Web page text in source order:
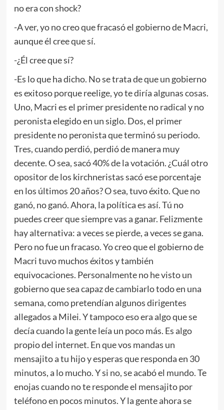
no era con shock?
-A ver, yo no creo que fracasó el gobierno de Macri,
aunque él cree que sí.
-¿Él cree que sí?
-Es lo que ha dicho. No se trata de que un gobierno
es exitoso porque reelige, yo te diría algunas cosas.
Uno, Macri es el primer presidente no radical y no
peronista elegido en un siglo. Dos, el primer
presidente no peronista que terminó su periodo.
Tres, cuando perdió, perdió de manera muy
decente. O sea, sacó 40% de la votación. ¿Cuál otro
opositor de los kirchneristas sacó ese porcentaje
en los últimos 20 años? O sea, tuvo éxito. Que no
ganó, no ganó. Ahora, la política es así. Tú no
puedes creer que siempre vas a ganar. Felizmente
hay alternativa: a veces se pierde, a veces se gana.
Pero no fue un fracaso. Yo creo que el gobierno de
Macri tuvo muchos éxitos y también
equivocaciones. Personalmente no he visto un
gobierno que sea capaz de cambiarlo todo en una
semana, como pretendían algunos dirigentes
allegados a Milei. Y tampoco eso era algo que se
decía cuando la gente leía un poco más. Es algo
propio del internet. En que vos mandas un
mensajito a tu hijo y esperas que responda en 30
minutos, a lo mucho. Y si no, se acabó el mundo. Te
enojas cuando no te responde el mensajito por
teléfono en pocos minutos. Y la gente ahora se